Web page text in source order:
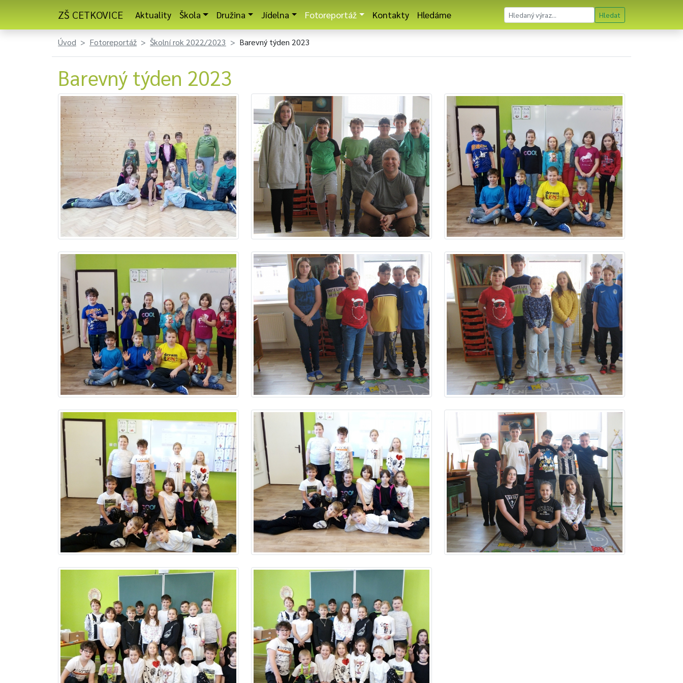
ZŠ CETKOVICE Aktuality Škola Družina Jídelna Fotoreportáž Kontakty Hledáme Hledat
Úvod Fotoreportáž Školní rok 2022/2023 Barevný týden 2023
Barevný týden 2023